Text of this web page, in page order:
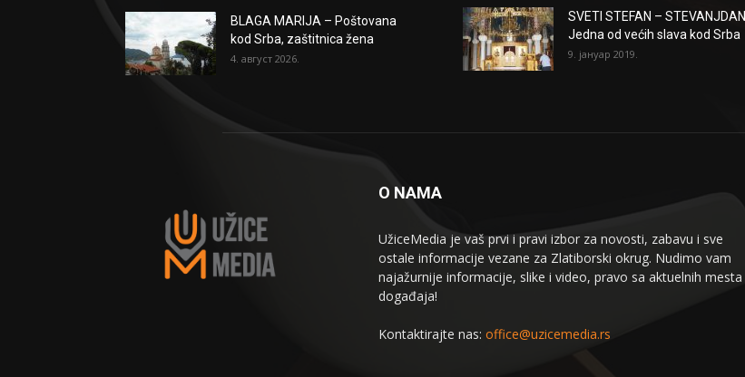
BLAGA MARIJA – Poštovana
kod Srba, zaštitnica žena
4. август 2026.
SVETI STEFAN – STEVANJDAN
Jedna od većih slava kod Srba
9. јануар 2019.
O NAMA
UžiceMedia je vaš prvi i pravi izbor za novosti, zabavu i sve
ostale informacije vezane za Zlatiborski okrug. Nudimo vam
najažurnije informacije, slike i video, pravo sa aktuelnih mesta
događaja!
Kontaktirajte nas: office@uzicemedia.rs